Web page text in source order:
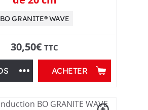
s
o
n
BO GRANITE® WAVE
30,50€ TTC
ACHETER